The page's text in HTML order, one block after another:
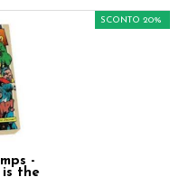
-
is the
SCONTO 20%